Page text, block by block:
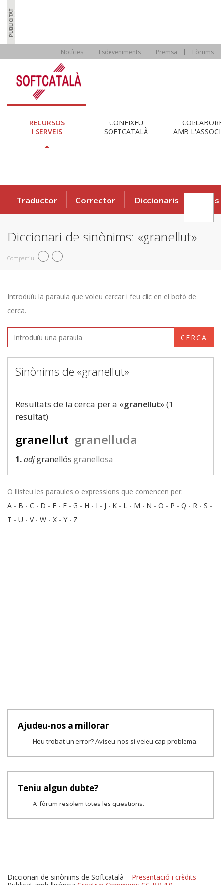
Notícies Esdeveniments Premsa Fòrums
RECURSOS
I SERVEIS
CONEIXEU
SOFTCATALÀ
AMB
Traductor Corrector Diccionaris Eines
Diccionari de sinònims: «granellut»
Compartiu
Introduïu la paraula que voleu cercar i feu clic en el botó de
cerca.
CERCA
Sinònims de «granellut»
Resultats de la cerca per a «granellut» (1
resultat)
granellut granelluda
1.adjgranellós granellosa
O llisteu les paraules o expressions que comencen per:
A - B - C - D - E - F - G - H - I - J - K - L - M - N - O - P - Q - R - S -
T - U - V- W - X - Y - Z
Ajudeu-nos a millorar
Heu trobat un error? Aviseu-nos si veieu cap problema.
Teniu algun dubte?
Al fòrum resolem totes les qüestions.
Diccionari de sinònims de Softcatalà – Presentació i crèdits –